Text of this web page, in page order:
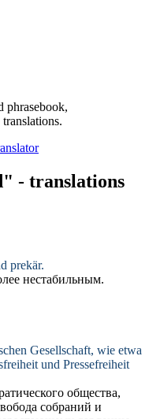
phrasebook,
- translations
prekär.
нестабильным.
Gesellschaft, wie etwa
und Pressefreiheit
общества,
собраний и